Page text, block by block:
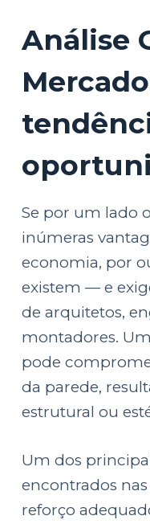
Análise
Se por um lado
inúmeras
economia, por
existem — e
de arquitetos,
montadores.
pode
da parede,
estrutural ou
Um dos
encontrados
reforço